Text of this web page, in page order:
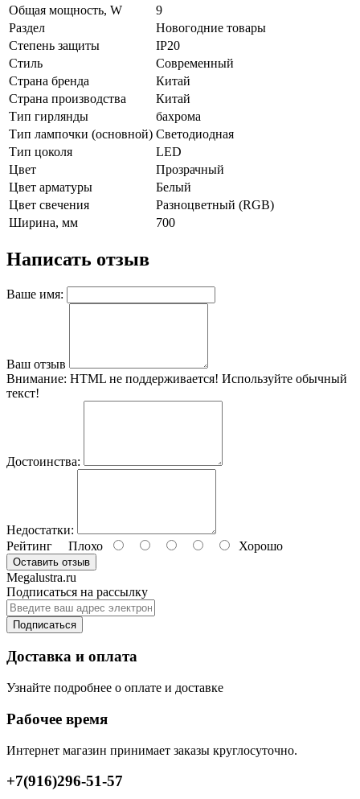
Общая мощность, W
9
Раздел
Новогодние товары
Степень защиты
IP20
Стиль
Современный
Страна бренда
Китай
Страна производства
Китай
Тип гирлянды
бахрома
Тип лампочки (основной) Светодиодная
Тип цоколя
LED
Цвет
Прозрачный
Цвет арматуры
Белый
Цвет свечения
Разноцветный (RGB)
Ширина, мм
700
Написать отзыв
Ваше имя:
Ваш отзыв
Внимание: HTML не поддерживается! Используйте обычный
текст!
Достоинства:
Недостатки:
Рейтинг Плохо Хорошо
Оставить отзыв
Megalustra.ru
Подписаться на рассылку
Подписаться
Доставка и оплата
Узнайте подробнее о оплате и доставке
Рабочее время
Интернет магазин принимает заказы круглосуточно.
+7(916)296-51-57